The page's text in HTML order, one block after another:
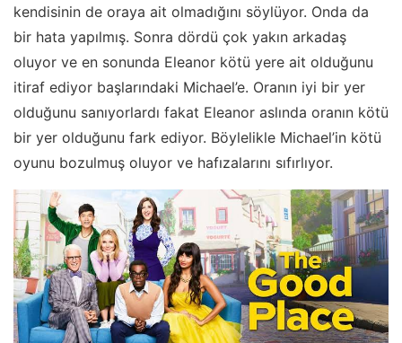
kendisinin de oraya ait olmadığını söylüyor. Onda da
bir hata yapılmış. Sonra dördü çok yakın arkadaş
oluyor ve en sonunda Eleanor kötü yere ait olduğunu
itiraf ediyor başlarındaki Michael’e. Oranın iyi bir yer
olduğunu sanıyorlardı fakat Eleanor aslında oranın kötü
bir yer olduğunu fark ediyor. Böylelikle Michael’in kötü
oyunu bozulmuş oluyor ve hafızalarını sıfırlıyor.